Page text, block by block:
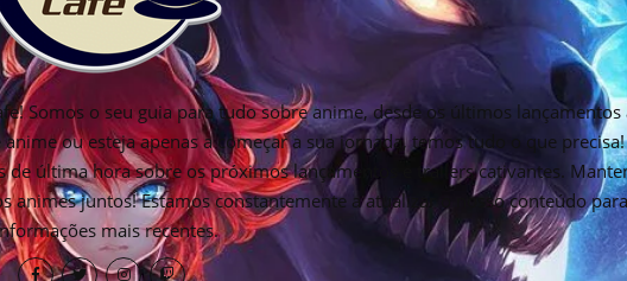
Somos o seu guia para tudo sobre anime, desde os últimos
ou esteja apenas a começar a sua jornada, temos tudo o que
última hora sobre os próximos lançamentos e trailers cativantes.
animes juntos! Estamos constantemente a atualizar o nosso conteúdo
mais recentes.